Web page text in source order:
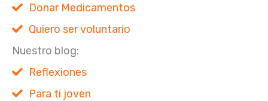
Donar Medicamentos
Quiero ser voluntario
Nuestro blog:
Reflexiones
Para ti joven